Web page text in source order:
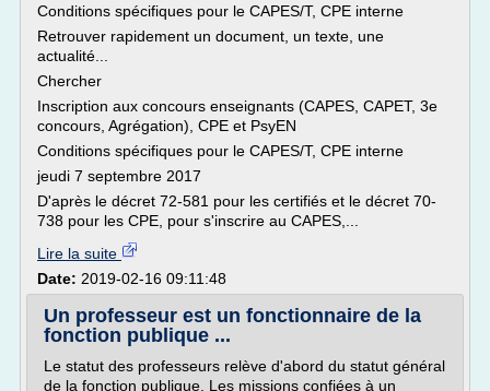
Conditions spécifiques pour le CAPES/T, CPE interne
Retrouver rapidement un document, un texte, une
actualité...
Chercher
Inscription aux concours enseignants (CAPES, CAPET, 3e
concours, Agrégation), CPE et PsyEN
Conditions spécifiques pour le CAPES/T, CPE interne
jeudi 7 septembre 2017
D'après le décret 72-581 pour les certifiés et le décret 70-
738 pour les CPE, pour s'inscrire au CAPES,...
Lire la suite
Date: 2019-02-16 09:11:48
Un professeur est un fonctionnaire de la
fonction publique ...
Le statut des professeurs relève d'abord du statut général
de la fonction publique. Les missions confiées à un